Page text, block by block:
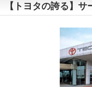
【トヨタの誇る】